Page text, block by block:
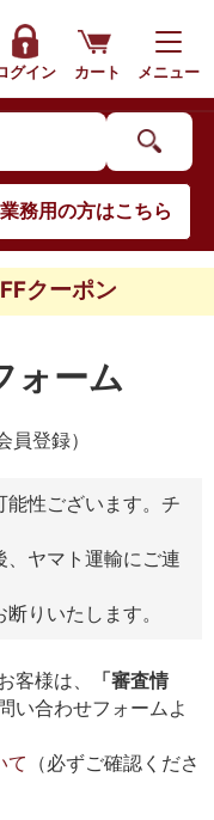
グイン カート メニュー
業務用の方はこちら
クーポン
ォーム
員登録）
能性ございます。チ
、ヤマト運輸にご連
りいたします。
様は、
「審査情
い合わせフォームよ
て
（必ずご確認くださ